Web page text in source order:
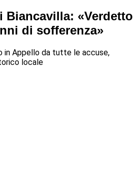
Biancavilla: «Verdetto
di sofferenza»
in Appello da tutte le accuse,
locale